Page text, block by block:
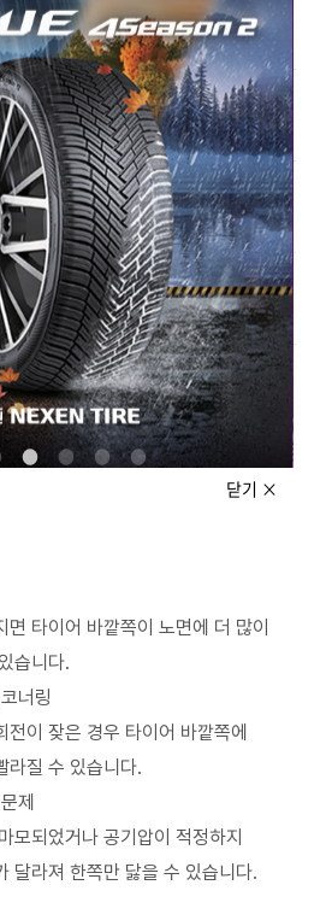
심해요
이 나빠졌어요 +
요 +
유는? +
이유는? −
은 바퀴 정렬 상태가 맞지 않거나,
으로 발생할 수 있습니다.
타이어 바깥쪽이 노면에 더 많이
습니다.
너링
이 잦은 경우 타이어 바깥쪽에
라질 수 있습니다.
제
모되었거나 공기압이 적정하지
달라져 한쪽만 닳을 수 있습니다.
닫기 ×